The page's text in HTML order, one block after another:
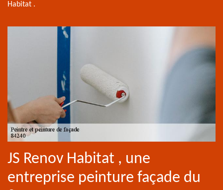
Habitat .
JS Renov Habitat , une
entreprise peinture façade du